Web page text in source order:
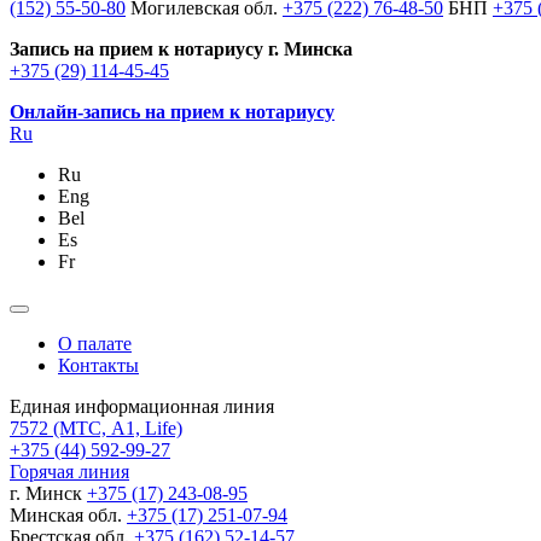
(152) 55-50-80 Могилевская обл. +375 (222) 76-48-50 БНП +375
Запись на прием к нотариусу г. Минска
+375 (29) 114-45-45
Онлайн-запись на прием к нотариусу
Ru
Ru
Eng
Bel
Es
Fr
О палате
Контакты
Единая информационная линия
7572 (МТС, A1, Life)
+375 (44) 592-99-27
Горячая линия
г. Минск +375 (17) 243-08-95
Минская обл. +375 (17) 251-07-94
Брестская обл. +375 (162) 52-14-57